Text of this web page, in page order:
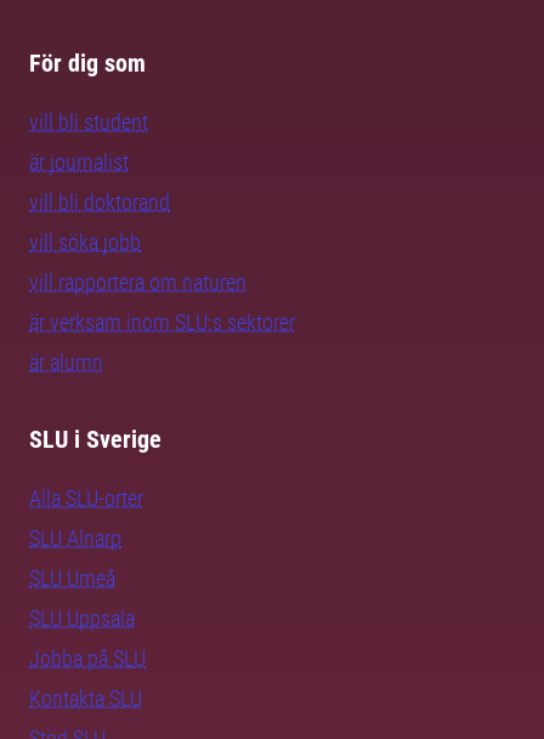
För dig som
vill bli student
är journalist
vill bli doktorand
vill söka jobb
vill rapportera om naturen
är verksam inom SLU:s sektorer
är alumn
SLU i Sverige
Alla SLU-orter
SLU Alnarp
SLU Umeå
SLU Uppsala
Jobba på SLU
Kontakta SLU